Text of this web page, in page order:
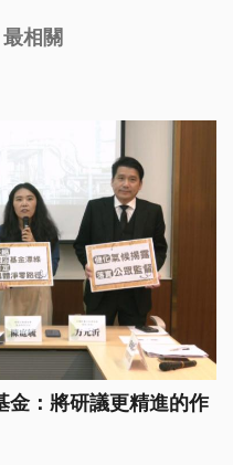
最相關
金：將研議更精進的作